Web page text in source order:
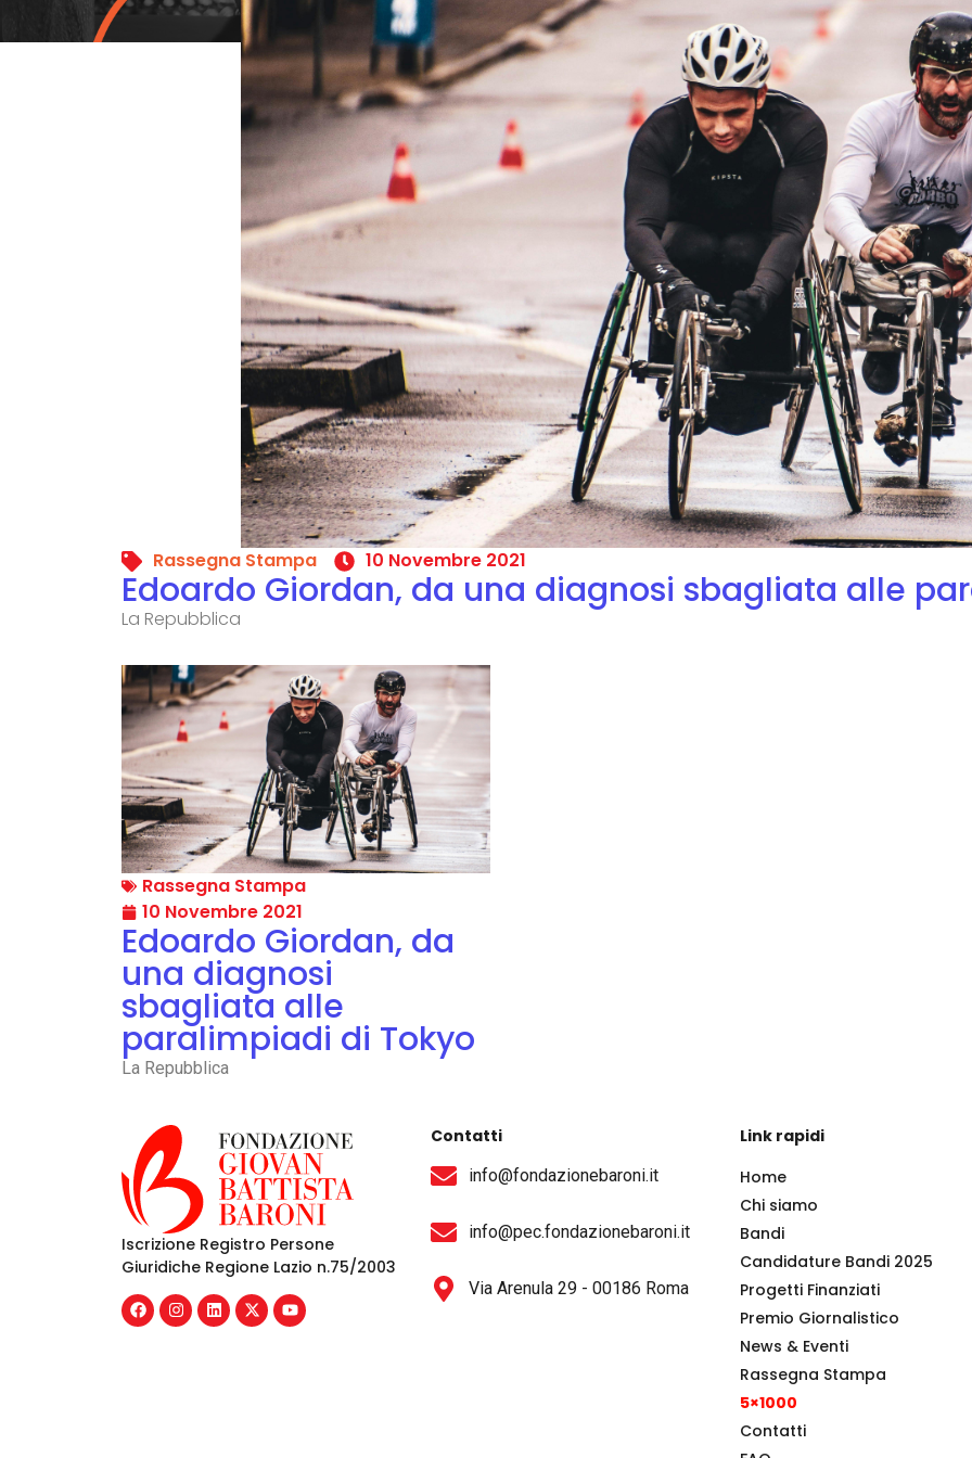
Rassegna Stampa 10 Novembre 2021
Edoardo Giordan, da una diagnosi sbagliata alle
La Repubblica
Rassegna Stampa
10 Novembre 2021
Edoardo Giordan, da
una diagnosi
sbagliata alle
paralimpiadi di Tokyo
La Repubblica
Iscrizione Registro Persone
Giuridiche Regione Lazio n.75/2003
Contatti
info@fondazionebaroni.it
info@pec.fondazionebaroni.it
Via Arenula 29 - 00186 Roma
Link rapidi
Home
Chi siamo
Bandi
Candidature Bandi 2025
Progetti Finanziati
Premio Giornalistico
News & Eventi
Rassegna Stampa
5×1000
Contatti